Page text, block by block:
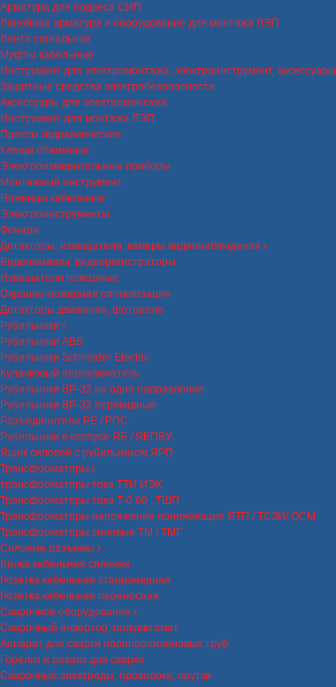
Арматура для подвеса СИП
Линейная арматура и оборудование для монтажа ЛЭП
Лента сигнальная
Муфты кабельные
Инструмент для электромонтажа, электроинструмент, аксессуары
Защитные средства электробезопасности
Аксессуары для электромонтажа
Инструмент для монтажа ЛЭП
Прессы гидравлические
Клещи обжимные
Электроизмерительные приборы
Монтажный инструмент
Ножницы кабельные
Электроинструменты
Фонари
Детекторы, извещатели, камеры видеонаблюдения
Видеокамеры, видеорегистраторы
Извещатели пожарные
Охранно-пожарная сигнализация
Детекторы движения, фотореле
Рубильники
Рубильники ABB
Рубильники Schneider Electric
Кулачковый переключатель
Рубильники ВР-32 на одно направление
Рубильники ВР-32 перекидные
Разъединители РЕ / РПС
Рубильники в корпусе ЯБ / ЯБПВУ
Ящик силовой с рубильником ЯРП
Трансформаторы
трансформаторы тока ТТИ ИЭК
Трансформаторы тока Т-0.66 , ТШП
Трансформаторы напряжения понижающие ЯТП / ТСЗИ/ ОСМ
Трансформаторы силовые ТМ / ТМГ
Силовые разъемы
Вилка кабельная силовая
Розетка кабельная стационарная
Розетка кабельная переносная
Сварочное оборудование
Сварочный инвертор, полуавтомат
Аппарат для сварки полипропиленовых труб
Горелки и резаки для сварки
Сварочные электроды, проволока, прутки